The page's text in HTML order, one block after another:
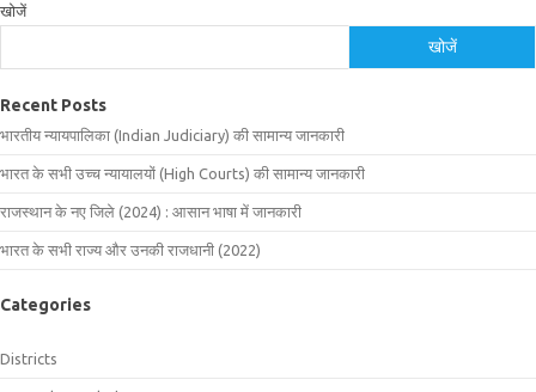
खोजें
खोजें
Recent Posts
भारतीय न्यायपालिका (Indian Judiciary) की सामान्य जानकारी
भारत के सभी उच्च न्यायालयों (High Courts) की सामान्य जानकारी
राजस्थान के नए जिले (2024) : आसान भाषा में जानकारी
भारत के सभी राज्य और उनकी राजधानी (2022)
Categories
Districts